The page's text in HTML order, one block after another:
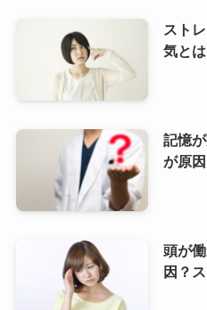
スト
気と
記憶
が原
頭が
因？